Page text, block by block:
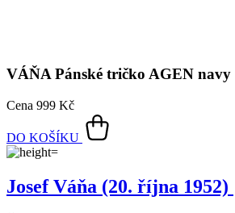
VÁŇA Pánské tričko AGEN
Cena 999 Kč
DO KOŠÍKU
Josef Váňa (20. října 1952)